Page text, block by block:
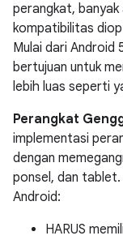
perangkat,
kompatibilitas
Mulai dari Android
bertujuan untuk
lebih luas seperti
Perangkat
implementasi
dengan
ponsel, dan
Android:
HARUS